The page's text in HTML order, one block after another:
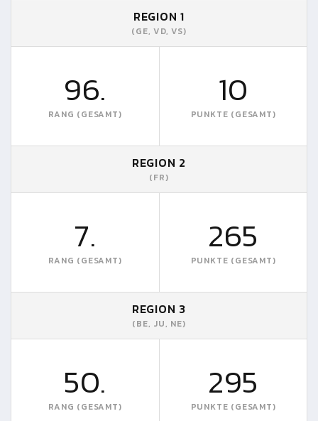
REGION 1
(GE, VD, VS)
96.
RANG (GESAMT)
10
PUNKTE (GESAMT)
REGION 2
(FR)
7.
RANG (GESAMT)
265
PUNKTE (GESAMT)
REGION 3
(BE, JU, NE)
50.
RANG (GESAMT)
295
PUNKTE (GESAMT)